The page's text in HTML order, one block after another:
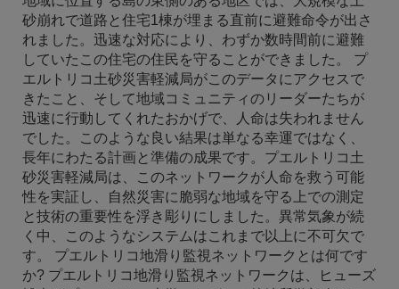
砂崩れで道路と住宅1棟が埋まる直前に避難命令が出さ
れました。迅速な対応により、わずか数時間前に避難
していたこの住宅の住民を守ることができました。 プ
エルトリコ土砂災害軽減局がこのデータにアクセスで
きたこと、そして地域コミュニティのリーダーたちが
迅速に行動してくれたおかげで、人命は失われません
でした。このような良い結果は単なる幸運ではなく、
長年にわたる計画と準備の成果です。プエルトリコ土
砂災害軽減局は、このネットワークが人命を救う可能
性を実証し、自然災害に脆弱な地域を守る上での測定
と技術の重要性を浮き彫りにしました。異常気象が続
く中、このようなシステムはこれまで以上に不可欠で
す。 プエルトリコ地滑り監視ネットワークとは何です
か? プエルトリコ地滑り監視ネットワークは、ヒューズ